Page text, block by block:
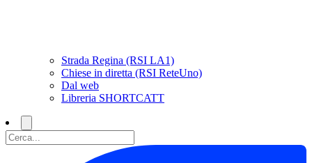
Strada Regina (RSI LA1)
Chiese in diretta (RSI ReteUno)
Dal web
Libreria SHORTCATT